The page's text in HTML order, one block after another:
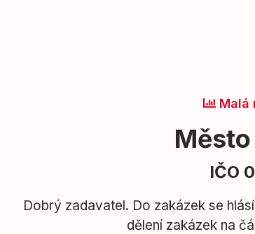
Malá
IČO
Dobrý zadavatel. Do zakázek se
dělení zakázek na